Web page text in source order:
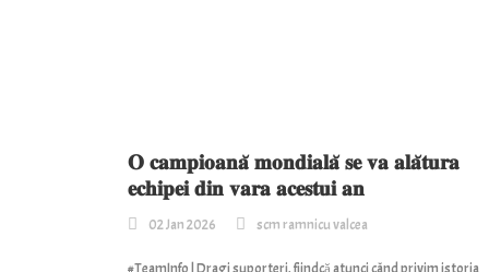
𝐎 𝐜𝐚𝐦𝐩𝐢𝐨𝐚𝐧𝐚̆ 𝐦𝐨𝐧𝐝𝐢𝐚𝐥𝐚̆ 𝐬𝐞 𝐯𝐚 𝐚𝐥𝐚̆𝐭𝐮𝐫𝐚
𝐞𝐜𝐡𝐢𝐩𝐞𝐢 𝐝𝐢𝐧 𝐯𝐚𝐫𝐚 𝐚𝐜𝐞𝐬𝐭𝐮𝐢 𝐚𝐧
02 Jan 2026 scm ramnicu valcea